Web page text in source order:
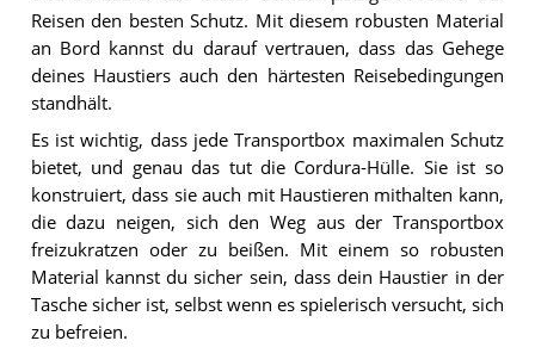
Reisen den besten Schutz. Mit diesem robusten Material
an Bord kannst du darauf vertrauen, dass das Gehege
deines Haustiers auch den härtesten Reisebedingungen
standhält.
Es ist wichtig, dass jede Transportbox maximalen Schutz
bietet, und genau das tut die Cordura-Hülle. Sie ist so
konstruiert, dass sie auch mit Haustieren mithalten kann,
die dazu neigen, sich den Weg aus der Transportbox
freizukratzen oder zu beißen. Mit einem so robusten
Material kannst du sicher sein, dass dein Haustier in der
Tasche sicher ist, selbst wenn es spielerisch versucht, sich
zu befreien.